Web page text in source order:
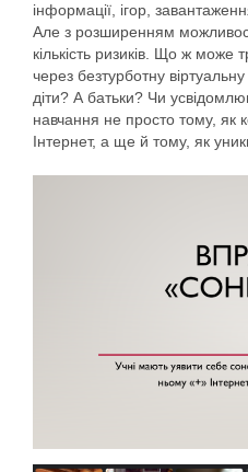
інформації, ігор,
Але з розширенням
кількість ризиків. Що ж може
через безтурботну
діти? А батьки? Чи
навчання не просто тому, як
Інтернет, а ще й тому, як